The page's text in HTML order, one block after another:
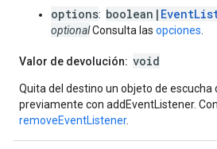
options: boolean|
optionalConsulta las opciones
Valor de devolución: void
Quita del destino un objeto de
previamente con addEventListener.
removeEventListener.